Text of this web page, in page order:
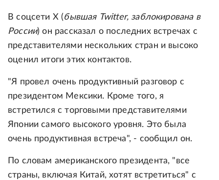
В соцсети Х (бывшая Twitter, заблокирована в
России) он рассказал о последних встречах с
представителями нескольких стран и высоко
оценил итоги этих контактов.
"Я провел очень продуктивный разговор с
президентом Мексики. Кроме того, я
встретился с торговыми представителями
Японии самого высокого уровня. Это была
очень продуктивная встреча", - сообщил он.
По словам американского президента, "все
страны, включая Китай, хотят встретиться" с